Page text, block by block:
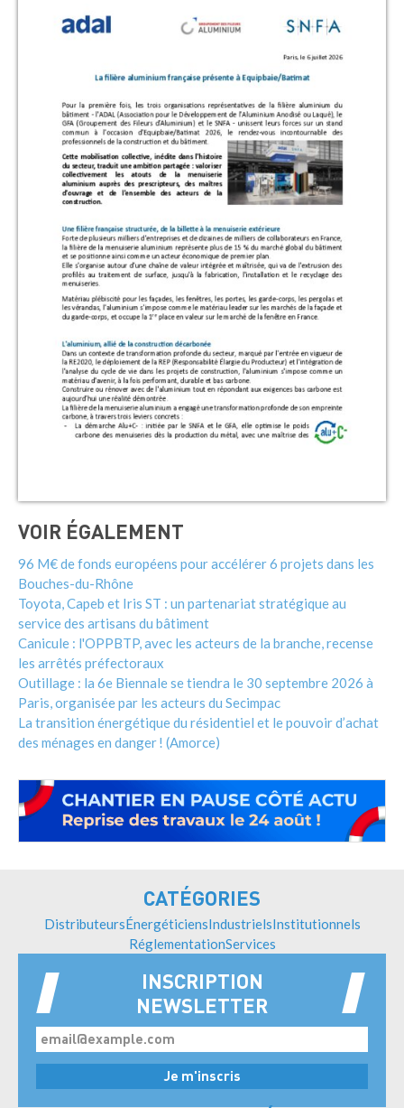
VOIR ÉGALEMENT
96 M€ de fonds européens pour accélérer 6 projets dans les
Bouches-du-Rhône
Toyota, Capeb et Iris ST : un partenariat stratégique au
service des artisans du bâtiment
Canicule : l'OPPBTP, avec les acteurs de la branche, recense
les arrêtés préfectoraux
Outillage : la 6e Biennale se tiendra le 30 septembre 2026 à
Paris, organisée par les acteurs du Secimpac
La transition énergétique du résidentiel et le pouvoir d’achat
des ménages en danger ! (Amorce)
CATÉGORIES
DistributeursÉnergéticiensIndustrielsInstitutionnels
RéglementationServices
INSCRIPTION
NEWSLETTER